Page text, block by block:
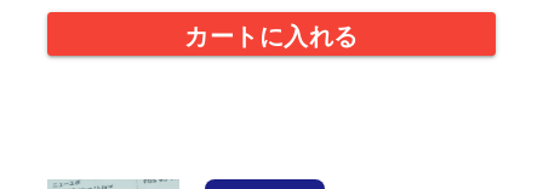
カートに入れる